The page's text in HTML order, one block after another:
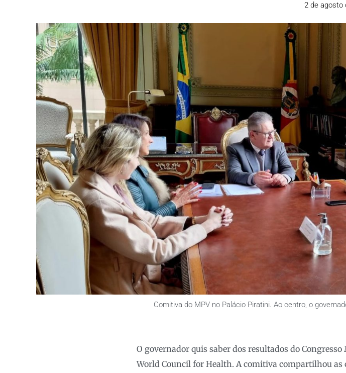
2 de agosto
Comitiva do MPV no Palácio Piratini. Ao centro, o
O governador quis saber dos resultados do
World Council for Health. A comitiva compartilhou as